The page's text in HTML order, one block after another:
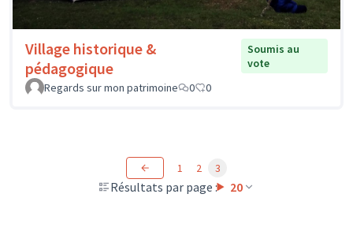
Village historique &
pédagogique
Soumis au
vote
Regards sur mon patrimoine
0 0
Résultats par page : 20
1 2 3